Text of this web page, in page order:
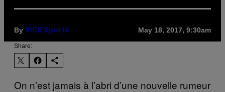
By VICE Sports May 18, 2017, 9:30am
Share:
On n’est jamais à l’abri d’une nouvelle rumeur